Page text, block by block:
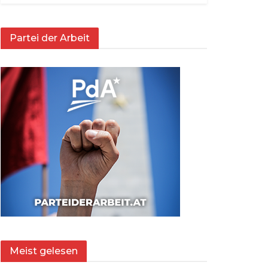
Partei der Arbeit
Meist gelesen